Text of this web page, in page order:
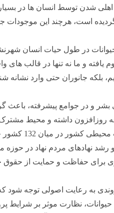
شدن توسط انسان ها در
است، هرچند این موجودات
در طول حیات انسان
و ما نه تنها در قالب
بلکه جانوران حتی وارد نشانه
و در جوامع پیشرفته، باعث
روزافزون داشته و محیط
موجودیت و رشد نهادهای مردم نهاد
برای حفاظت و حمایت از حقوق
به رعایت اصولی توجه شود
نظارت موثر بر شرایط